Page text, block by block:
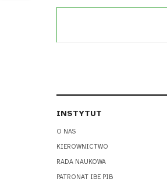
INSTYTUT
O NAS
KIEROWNICTWO
RADA NAUKOWA
PATRONAT IBE PIB